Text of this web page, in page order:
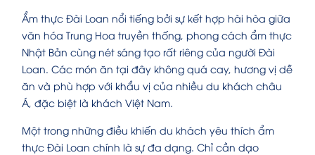
Ẩm thực Đài Loan nổi tiếng bởi sự kết hợp hài hòa giữa
văn hóa Trung Hoa truyền thống, phong cách ẩm thực
Nhật Bản cùng nét sáng tạo rất riêng của người Đài
Loan. Các món ăn tại đây không quá cay, hương vị dễ
ăn và phù hợp với khẩu vị của nhiều du khách châu
Á, đặc biệt là khách Việt Nam.
Một trong những điều khiến du khách yêu thích ẩm
thực Đài Loan chính là sự đa dạng. Chỉ cần dạo